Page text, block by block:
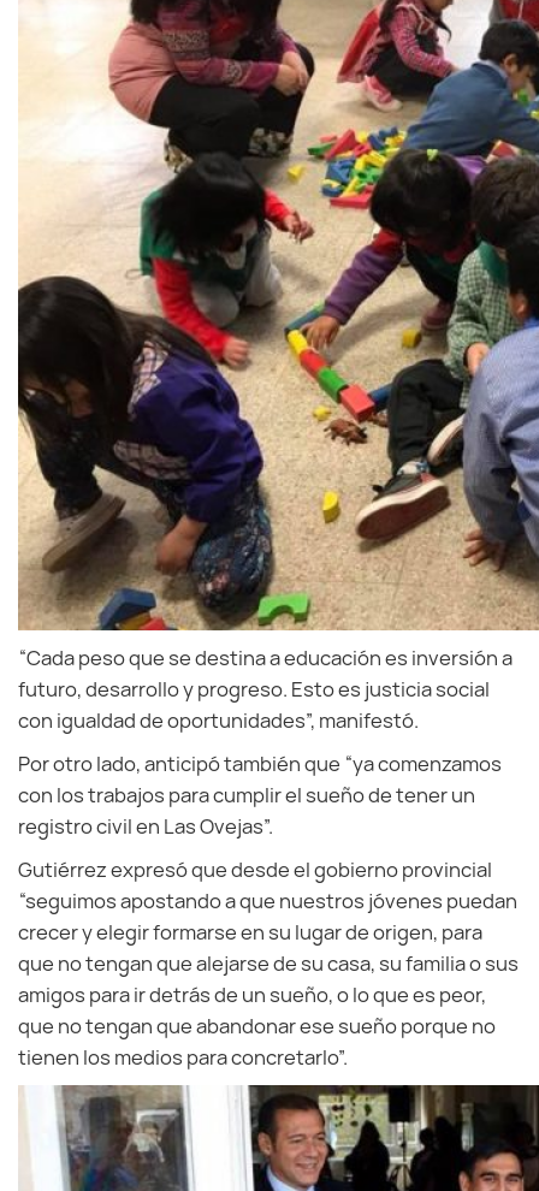
“Cada peso que se destina a educación es inversión a
futuro, desarrollo y progreso. Esto es justicia social
con igualdad de oportunidades”, manifestó.
Por otro lado, anticipó también que “ya comenzamos
con los trabajos para cumplir el sueño de tener un
registro civil en Las Ovejas”.
Gutiérrez expresó que desde el gobierno provincial
“seguimos apostando a que nuestros jóvenes puedan
crecer y elegir formarse en su lugar de origen, para
que no tengan que alejarse de su casa, su familia o sus
amigos para ir detrás de un sueño, o lo que es peor,
que no tengan que abandonar ese sueño porque no
tienen los medios para concretarlo”.